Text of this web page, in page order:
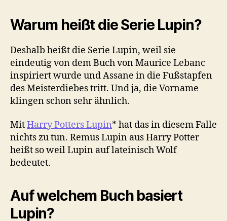
Warum heißt die Serie Lupin?
Deshalb heißt die Serie Lupin, weil sie
eindeutig von dem Buch von Maurice Lebanc
inspiriert wurde und Assane in die Fußstapfen
des Meisterdiebes tritt. Und ja, die Vorname
klingen schon sehr ähnlich.
MitHarry Potters Lupin* hat das in diesem Falle
nichts zu tun. Remus Lupin aus Harry Potter
heißt so weil Lupin auf lateinisch Wolf
bedeutet.
Auf welchem Buch basiert
Lupin?